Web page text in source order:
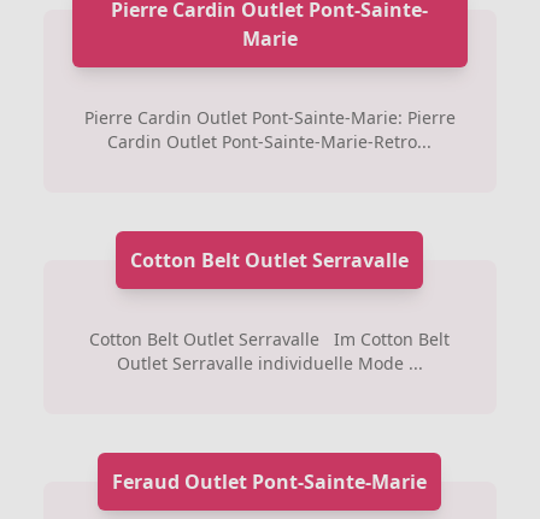
Pierre Cardin Outlet Pont-Sainte-
Marie
Pierre Cardin Outlet Pont-Sainte-Marie: Pierre
Cardin Outlet Pont-Sainte-Marie-Retro...
Cotton Belt Outlet Serravalle
Cotton Belt Outlet Serravalle Im Cotton Belt
Outlet Serravalle individuelle Mode ...
Feraud Outlet Pont-Sainte-Marie